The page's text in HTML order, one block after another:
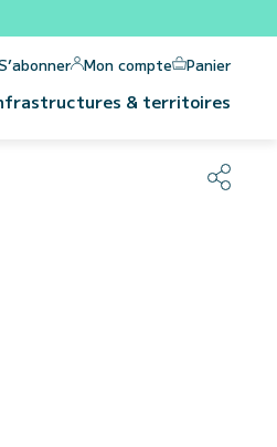
Mon compte Panier
& territoires